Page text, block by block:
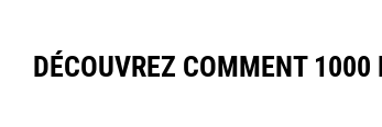
DÉCOUVREZ COMMENT